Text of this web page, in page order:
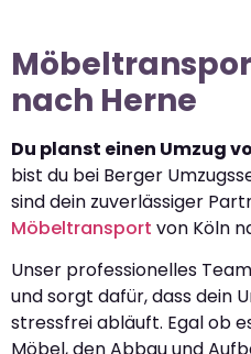
nach Herne
Du planst einen Umzug
bist du bei Berger
sind dein zuverlässiger
Möbeltransport von Köln
Unser professionelles
und sorgt dafür, dass dein
stressfrei abläuft. Egal ob